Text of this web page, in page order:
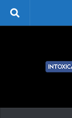
Skip to content